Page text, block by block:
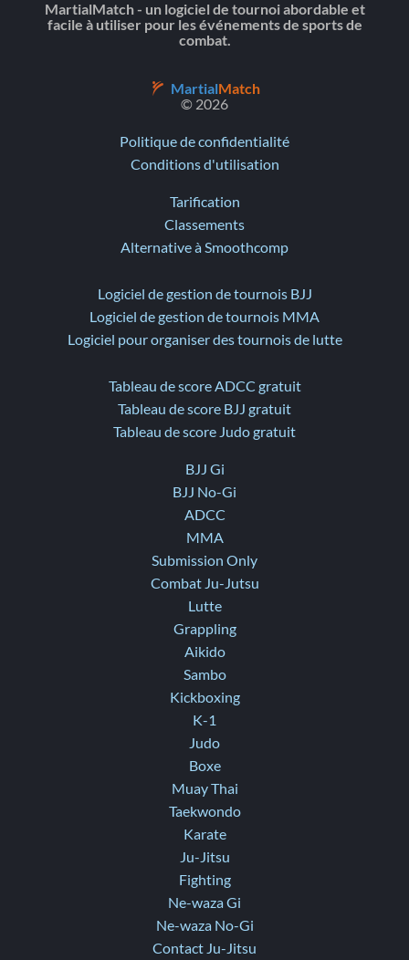
MartialMatch - un logiciel de tournoi abordable et
facile à utiliser pour les événements de sports de
combat.
MartialMatch
© 2026
Politique de confidentialité
Conditions d'utilisation
Tarification
Classements
Alternative à Smoothcomp
Logiciel de gestion de tournois BJJ
Logiciel de gestion de tournois MMA
Logiciel pour organiser des tournois de lutte
Tableau de score ADCC gratuit
Tableau de score BJJ gratuit
Tableau de score Judo gratuit
BJJ Gi
BJJ No-Gi
ADCC
MMA
Submission Only
Combat Ju-Jutsu
Lutte
Grappling
Aikido
Sambo
Kickboxing
K-1
Judo
Boxe
Muay Thai
Taekwondo
Karate
Ju-Jitsu
Fighting
Ne-waza Gi
Ne-waza No-Gi
Contact Ju-Jitsu